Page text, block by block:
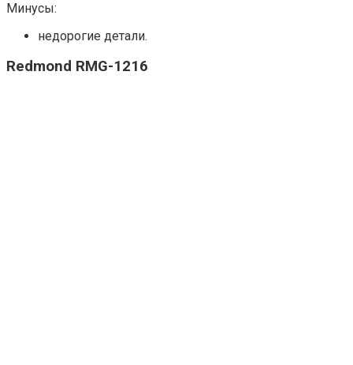
Минусы:
недорогие детали.
Redmond RMG-1216